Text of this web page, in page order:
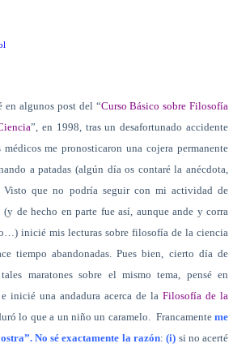
en algunos post del “Curso Básico sobre Filosofía
”, en 1998, tras un desafortunado accidente
me pronosticaron una cojera permanente
a patadas (algún día os contaré la anécdota,
Visto que no podría seguir con mi actividad de
(y de hecho en parte fue así, aunque ande y corra
inicié mis lecturas sobre filosofía de la ciencia
tiempo abandonadas. Pues bien, cierto día de
maratones sobre el mismo tema, pensé en
inicié una andadura acerca de laFilosofía de la
lo que a un niño un caramelo. Francamenteme
No sé exactamente la razón:(i) si no acerté